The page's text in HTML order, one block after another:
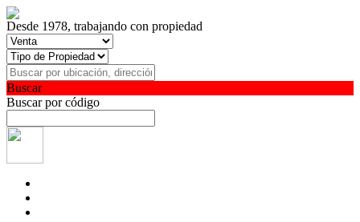
Desde 1978, trabajando con propiedad
Buscar
Buscar por código